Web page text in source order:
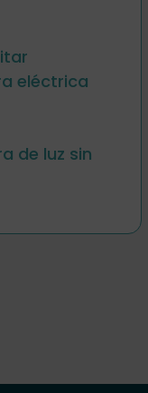
eléctrica
de luz sin